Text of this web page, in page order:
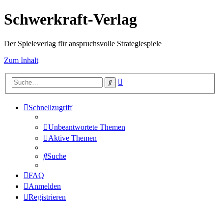
Schwerkraft-Verlag
Der Spieleverlag für anspruchsvolle Strategiespiele
Zum Inhalt
Suche
Schnellzugriff
Unbeantwortete Themen
Aktive Themen
Suche
FAQ
Anmelden
Registrieren